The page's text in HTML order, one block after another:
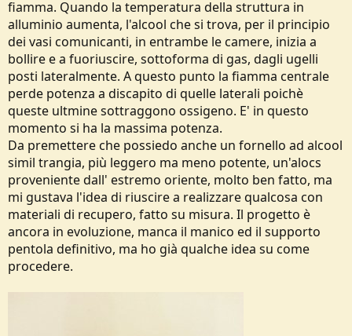
fiamma. Quando la temperatura della struttura in
alluminio aumenta, l'alcool che si trova, per il principio
dei vasi comunicanti, in entrambe le camere, inizia a
bollire e a fuoriuscire, sottoforma di gas, dagli ugelli
posti lateralmente. A questo punto la fiamma centrale
perde potenza a discapito di quelle laterali poichè
queste ultmine sottraggono ossigeno. E' in questo
momento si ha la massima potenza.
Da premettere che possiedo anche un fornello ad alcool
simil trangia, più leggero ma meno potente, un'alocs
proveniente dall' estremo oriente, molto ben fatto, ma
mi gustava l'idea di riuscire a realizzare qualcosa con
materiali di recupero, fatto su misura. Il progetto è
ancora in evoluzione, manca il manico ed il supporto
pentola definitivo, ma ho già qualche idea su come
procedere.